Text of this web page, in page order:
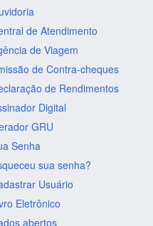
de Atendimento
de Viagem
de Contra-cheques
de Rendimentos
Digital
GRU
Senha
sua senha?
Usuário
Eletrônico
abertos